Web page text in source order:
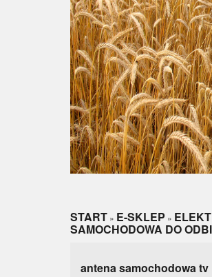
START » E-SKLEP »
SAMOCHODOWA DO
antena samochodowa tv